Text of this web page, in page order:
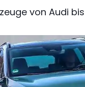
von Audi